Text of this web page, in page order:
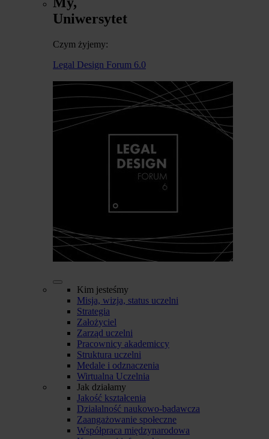
Uniwersytet
Czym żyjemy:
Legal Design Forum 6.0
Kim jesteśmy
Misja, wizja, status uczelni
Strategia
Założyciel
Zarząd uczelni
Pracownicy akademiccy
Struktura uczelni
Medale i odznaczenia
Wirtualna Uczelnia
Jak działamy
Jakość kształcenia
Działalność naukowo-badawcza
Zaangażowanie społeczne
Współpraca międzynarodowa